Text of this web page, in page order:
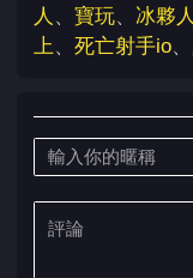
人 、 寶玩、 冰夥人
上 、 死亡射手io、